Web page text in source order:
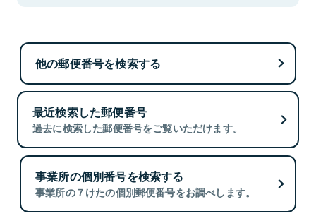
他の郵便番号を検索する
最近検索した郵便番号
過去に検索した郵便番号をご覧いただけます。
事業所の個別番号を検索する
事業所の７けたの個別郵便番号をお調べします。